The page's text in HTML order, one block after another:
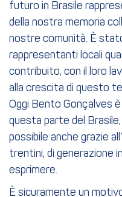
futuro in Brasile
della nostra memoria
nostre comunità. È
rappresentanti locali
contribuito, con il loro
alla crescita di questo
Oggi Bento Gonçalves
questa parte del
possibile anche grazie
trentini, di generazione
esprimere.
È sicuramente un